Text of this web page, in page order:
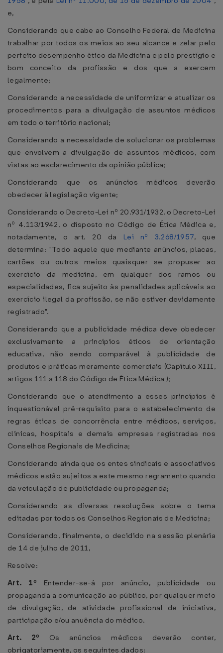
e,
Considerando que cabe ao Conselho Federal de Medicina
trabalhar por todos os meios ao seu alcance e zelar pelo
perfeito desempenho ético da Medicina e pelo prestígio e
bom conceito da profissão e dos que a exercem
legalmente;
Considerando a necessidade de uniformizar e atualizar os
procedimentos para a divulgação de assuntos médicos
em todo o território nacional;
Considerando a necessidade de solucionar os problemas
que envolvem a divulgação de assuntos médicos, com
vistas ao esclarecimento da opinião pública;
Considerando que os anúncios médicos deverão
obedecer à legislação vigente;
Considerando o Decreto-Lei nº 20.931/1932, o Decreto-Lei
nº 4.113/1942, o disposto no Código de Ética Médica e,
notadamente, o art. 20 da Lei nº 3.268/1957, que
determina: "Todo aquele que mediante anúncios, placas,
cartões ou outros meios quaisquer se propuser ao
exercício da medicina, em qualquer dos ramos ou
especialidades, fica sujeito às penalidades aplicáveis ao
exercício ilegal da profissão, se não estiver devidamente
registrado".
Considerando que a publicidade médica deve obedecer
exclusivamente a princípios éticos de orientação
educativa, não sendo comparável à publicidade de
produtos e práticas meramente comerciais (Capítulo XIII,
artigos 111 a 118 do Código de Ética Médica );
Considerando que o atendimento a esses princípios é
inquestionável pré-requisito para o estabelecimento de
regras éticas de concorrência entre médicos, serviços,
clínicas, hospitais e demais empresas registradas nos
Conselhos Regionais de Medicina;
Considerando ainda que os entes sindicais e associativos
médicos estão sujeitos a este mesmo regramento quando
da veiculação de publicidade ou propaganda;
Considerando as diversas resoluções sobre o tema
editadas por todos os Conselhos Regionais de Medicina;
Considerando, finalmente, o decidido na sessão plenária
de 14 de julho de 2011,
Resolve:
Art. 1º Entender-se-á por anúncio, publicidade ou
propaganda a comunicação ao público, por qualquer meio
de divulgação, de atividade profissional de iniciativa,
participação e/ou anuência do médico.
Art. 2º Os anúncios médicos deverão conter,
obrigatoriamente, os seguintes dados: